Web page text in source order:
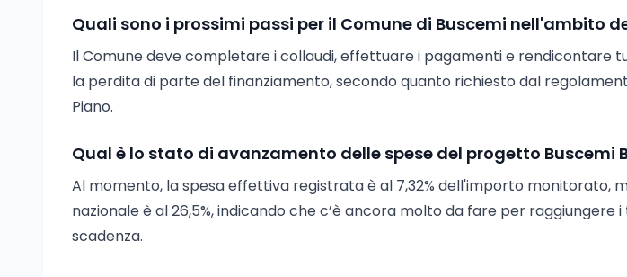
Quali sono i prossimi passi per il Comune di Buscemi nell'ambito
Il Comune deve completare i collaudi, effettuare i pagamenti e rendicontare
la perdita di parte del finanziamento, secondo quanto richiesto dal
Piano.
Qual è lo stato di avanzamento delle spese del progetto Buscemi
Al momento, la spesa effettiva registrata è al 7,32% dell'importo monitorato,
nazionale è al 26,5%, indicando che c’è ancora molto da fare per
scadenza.